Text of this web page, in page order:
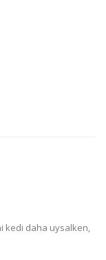
kedi daha uysalken,